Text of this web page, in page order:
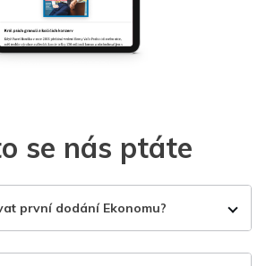
se nás ptáte
první dodání Ekonomu?